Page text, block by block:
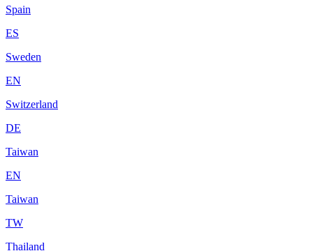
Spain
ES
Sweden
EN
Switzerland
DE
Taiwan
EN
Taiwan
TW
Thailand